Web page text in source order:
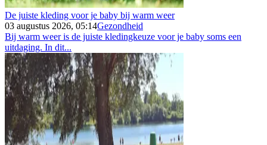
De juiste kleding voor je baby bij warm weer
03 augustus 2026, 05:14Gezondheid
Bij warm weer is de juiste kledingkeuze voor je baby soms een
uitdaging. In dit...